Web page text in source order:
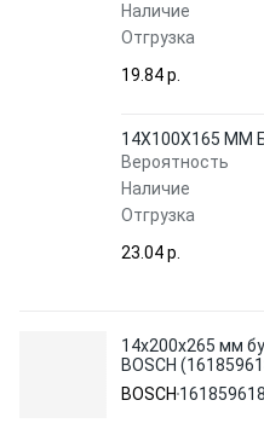
Наличие
Отгрузка
19.84 p.
14Х100Х165 ММ
Вероятность
Наличие
Отгрузка
23.04 p.
14х200х265 мм
BOSCH
BOSCH